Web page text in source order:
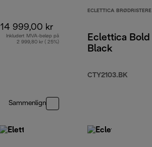
14 999,00 kr
Inkludert MVA-beløp på
2 999,80 kr ( 25%)
Sammenlign
ECLETTICA BRØDRISTERE
Eclettica Bold
Black
CTY2103.BK